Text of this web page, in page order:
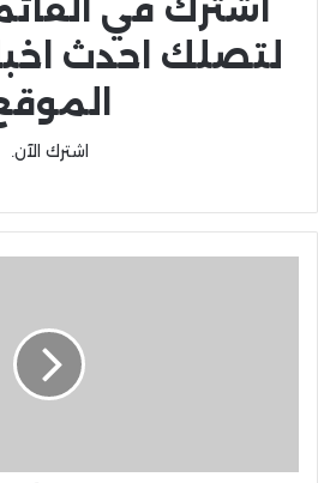
اشترك في
لتصلك احدث
اشترك الآن.